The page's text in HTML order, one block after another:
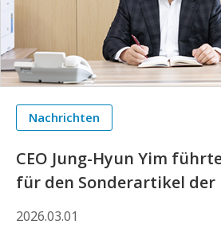
Nachrichten
CEO Jung-Hyun Yim
für den Sonderartikel der
im März.
2026.03.01